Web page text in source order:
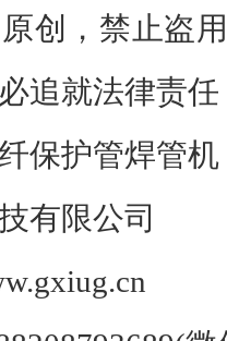
创，禁止盗
追就法律责任
保护管焊管机
有限公司